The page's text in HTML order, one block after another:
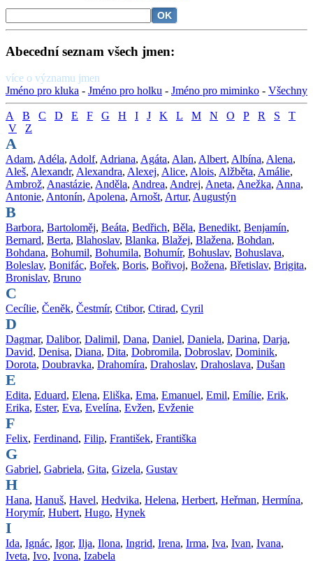
Abecední seznam všech jmen:
více o významu jmen
Jméno pro kluka - Jméno pro holku - Jméno pro miminko - Všechny
A B C D E F G H I J K L M N O P R S
T
V
Z
A
Adam, Adéla, Adolf, Adriana, Agáta, Alan, Albert, Albína, Alena,
Aleš, Alexandr, Alexandra, Alexej, Alice, Alois, Alžběta, Amálie,
Ambrož, Anastázie, Anděla, Andrea, Andrej, Aneta, Anežka, Anna,
Antonie, Antonín, Apolena, Arnošt, Artur, Augustýn
B
Barbora, Bartoloměj, Beáta, Bedřich, Běla, Benedikt, Benjamín,
Bernard, Berta, Blahoslav, Blanka, Blažej, Blažena, Bohdan,
Bohdana, Bohumil, Bohumila, Bohumír, Bohuslav, Bohuslava,
Boleslav, Bonifác, Bořek, Boris, Bořivoj, Božena, Břetislav, Brigita,
Bronislav, Bruno
C
Cecílie, Čeněk, Čestmír, Ctibor, Ctirad, Cyril
D
Dagmar, Dalibor, Dalimil, Dana, Daniel, Daniela, Darina, Darja,
David, Denisa, Diana, Dita, Dobromila, Dobroslav, Dominik,
Dorota, Doubravka, Drahomíra, Drahoslav, Drahoslava, Dušan
E
Edita, Eduard, Elena, Eliška, Ema, Emanuel, Emil, Emílie, Erik,
Erika, Ester, Eva, Evelína, Evžen, Evženie
F
Felix, Ferdinand, Filip, František, Františka
G
Gabriel, Gabriela, Gita, Gizela, Gustav
H
Hana, Hanuš, Havel, Hedvika, Helena, Herbert, Heřman, Hermína,
Horymír, Hubert, Hugo, Hynek
I
Ida, Ignác, Igor, Ilja, Ilona, Ingrid, Irena, Irma, Iva, Ivan, Ivana,
Iveta, Ivo, Ivona, Izabela